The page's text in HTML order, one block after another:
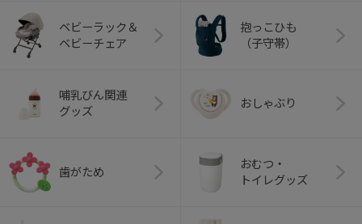
ベビーラック＆
ベビーチェア
抱っこひも
（子守帯）
哺乳びん関連
グッズ
おしゃぶり
歯がため
おむつ・
トイレグッズ